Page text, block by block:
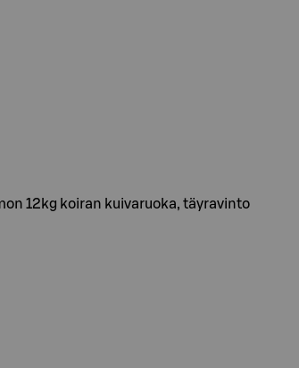
12kg koiran kuivaruoka, täyravinto